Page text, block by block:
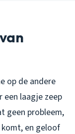
op de andere
een laagje zeep
geen probleem,
en geloof